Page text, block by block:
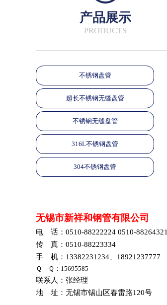
产品展示
PRODUCTS
不锈钢盘管
超长不锈钢无缝盘管
不锈钢无缝盘管
316L不锈钢盘管
304不锈钢盘管
无锡市新祥和钢管有限公司
电 话：0510-88222224 0510-88264321
传 真：0510-88223334
手 机：13382231234、18921237777
Ｑ Ｑ：15695585
联系人：张经理
地 址：无锡市锡山区春雷路120号